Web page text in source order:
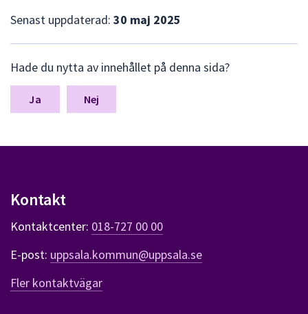
Senast uppdaterad: 30 maj 2025
ä
m
a
y
n
t
r
ö
Hade du nytta av innehållet på denna sida?
Nej
Kontakt
Kontaktcenter: 018-727 00 00
E-post: uppsala.kommun@uppsala.se
Fler kontaktvägar